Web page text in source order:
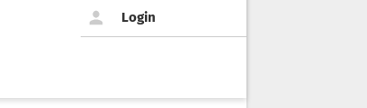
Login